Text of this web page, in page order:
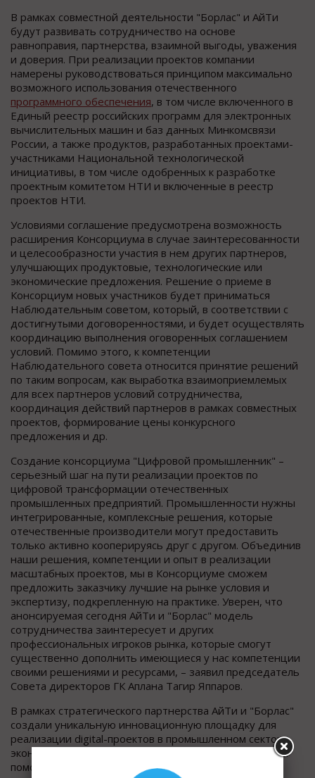
В рамках совместной деятельности "Борлас" и АйТи
будут развивать сотрудничество на основе
равноправия, партнерства, взаимной выгоды, уважения
и доверия. При реализации проектов компании
намерены руководствоваться принципом максимально
возможного использования отечественного
программного обеспечения, в том числе включенного в
Единый реестр российских программ для электронных
вычислительных машин и баз данных Минкомсвязи
России, а также продуктов, разработанных проектами-
участниками Национальной технологической
инициативы, в том числе одобренных к разработке
проектным комитетом НТИ и включенные в реестр
проектов НТИ.
Условиями соглашение предусмотрена возможность
расширения Консорциума в случае заинтересованности
и целесообразности участия в нем других партнеров,
улучшающих продуктовые, технологические или
экономические предложения. Решение о приеме в
Консорциум новых участников будет приниматься
Наблюдательным советом, который, в соответствии с
достигнутыми договоренностями, и будет осуществлять
координацию выполнения оговоренных соглашением
условий. Помимо этого, к компетенции
Наблюдательного совета относится принятие решений
по таким вопросам, как выработка взаимоприемлемых
для всех партнеров условий сотрудничества,
координация действий партнеров в рамках совместных
проектов, формирование цены конкурсного
предложения и др.
Создание консорциума "Цифровой промышленник" –
серьезный шаг на пути реализации проектов по
цифровой трансформации отечественных
промышленных предприятий. Промышленности нужны
интегрированные, комплексные решения, которые
отечественные производители могут предоставить
только активно кооперируясь друг с другом. Объединив
наши решения, компетенции и опыт в реализации
масштабных проектов, мы в Консорциуме сможем
предложить заказчику лучшие на рынке условия и
экспертизу, подкрепленную на практике. Уверен, что
анонсируемая сегодня АйТи и "Борлас" модель
сотрудничества заинтересует и других
профессиональных игроков рынка, которые смогут
существенно дополнить имеющиеся у нас компетенции
своими решениями и ресурсами, – заявил председатель
Совета директоров ГК Аплана Тагир Яппаров.
В рамках стратегического партнерства АйТи и "Борлас"
создали уникальную инновационную площадку для
реализации digital-проектов в промышленном секторе
экономики. Миссия Консорциума состоит в том, чтобы
помочь отечественным промышленникам за счет